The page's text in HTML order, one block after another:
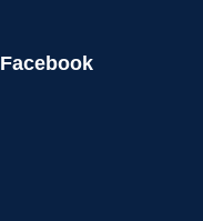
Facebook